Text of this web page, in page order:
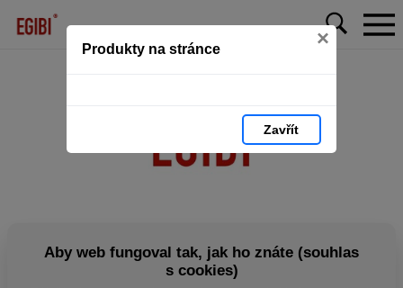
Produkty na stránce ×
Zavřít
Aby web fungoval tak, jak ho znáte (souhlas
s cookies)